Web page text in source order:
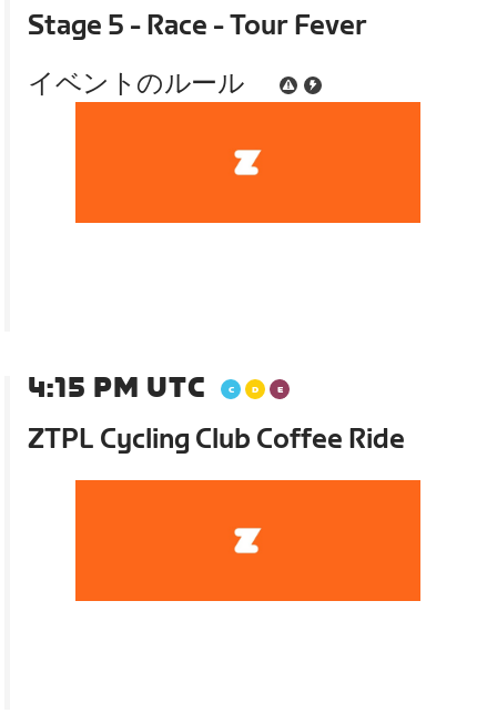
Stage 5 - Race - Tour Fever
イベントのルール
4:15 PM UTC
ZTPL Cycling Club Coffee Ride